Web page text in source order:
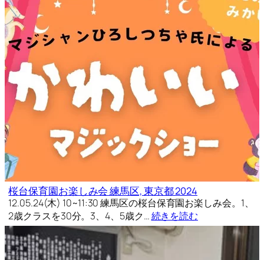
桜台保育園お楽しみ会 練馬区, 東京都 2024
12.05.24(木) 10~11:30 練馬区の桜台保育園お楽しみ会。1、
2歳クラスを30分。3、4、5歳ク…続きを読む